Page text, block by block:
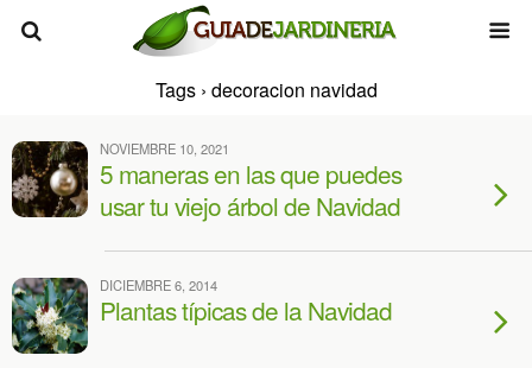
Tags › decoracion navidad
NOVIEMBRE 10, 2021
5 maneras en las que puedes
usar tu viejo árbol de Navidad
DICIEMBRE 6, 2014
Plantas típicas de la Navidad